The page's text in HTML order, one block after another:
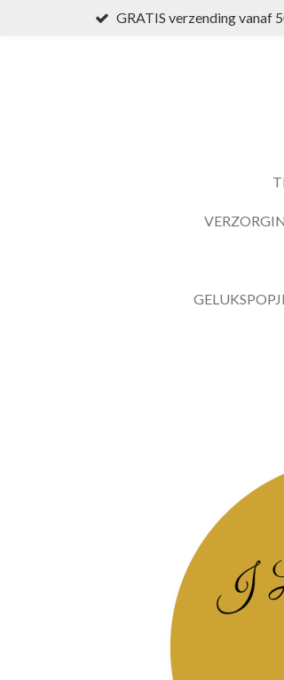
GRATIS verzending vanaf